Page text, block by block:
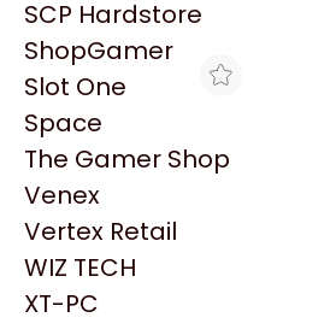
PowerColor
Razer
Redragon
Samsung
Sandisk
Sapphire
Seagate
Sentey
Solarmax
SCP Hardstore
ShopGamer
Slot One
Space
The Gamer Shop
Venex
Vertex Retail
WIZ TECH
XT-PC
Explorá más productos similares
VENEX
TONER HP 126 CE312A
$22.819